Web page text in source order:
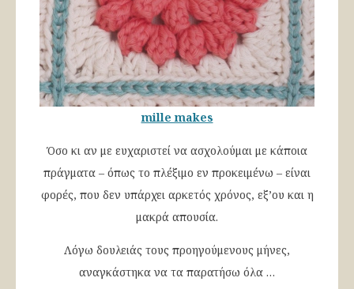
mille makes
Όσο κι αν με ευχαριστεί να ασχολούμαι με κάποια
πράγματα – όπως το πλέξιμο εν προκειμένω – είναι
φορές, που δεν υπάρχει αρκετός χρόνος, εξ’ου και η
μακρά απουσία.
Λόγω δουλειάς τους προηγούμενους μήνες,
αναγκάστηκα να τα παρατήσω όλα …